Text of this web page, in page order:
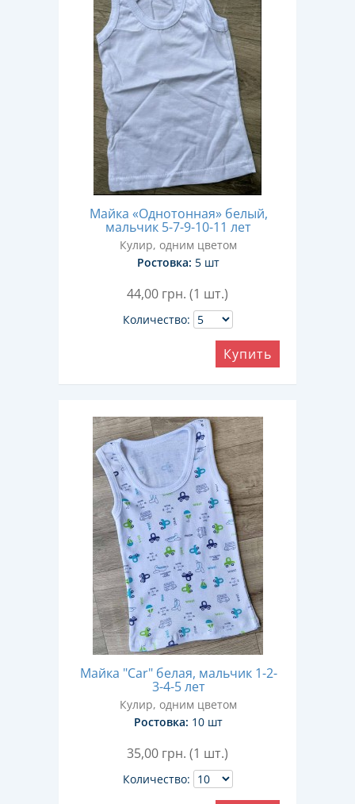
Майка «Однотонная» белый,
мальчик 5-7-9-10-11 лет
Кулир, одним цветом
Ростовка: 5 шт
44,00 грн. (1 шт.)
Количество:
Купить
Майка "Car" белая, мальчик 1-2-
3-4-5 лет
Кулир, одним цветом
Ростовка: 10 шт
35,00 грн. (1 шт.)
Количество: